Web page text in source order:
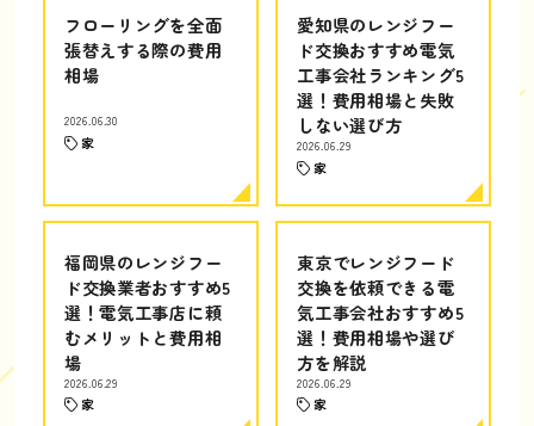
フローリングを全面
張替えする際の費用
相場
2026.06.30
家
愛知県のレンジフー
ド交換おすすめ電気
工事会社ランキング5
選！費用相場と失敗
しない選び方
2026.06.29
家
福岡県のレンジフー
ド交換業者おすすめ5
選！電気工事店に頼
むメリットと費用相
場
2026.06.29
家
東京でレンジフード
交換を依頼できる電
気工事会社おすすめ5
選！費用相場や選び
方を解説
2026.06.29
家